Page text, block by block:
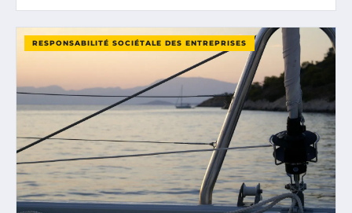
RESPONSABILITÉ SOCIÉTALE DES ENTREPRISES